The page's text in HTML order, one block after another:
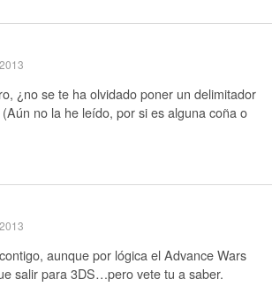
¿no se te ha olvidado poner un delimitador
no la he leído, por si es alguna coña o
aunque por lógica el Advance Wars
salir para 3DS…pero vete tu a saber.